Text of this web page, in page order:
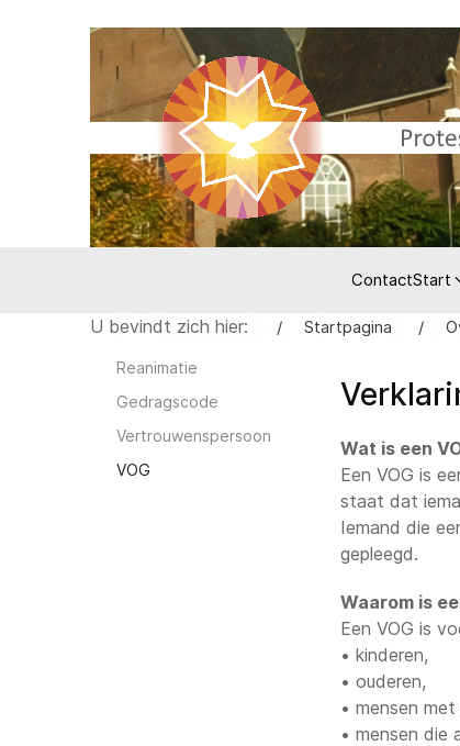
ContactStart
U bevindt zich hier: Startpagina
Reanimatie
Gedragscode
Vertrouwenspersoon
VOG
Wat is een
Een VOG is
staat dat
Iemand die
gepleegd.
Waarom is
Een VOG is
• kinderen,
• ouderen,
• mensen
• mensen die